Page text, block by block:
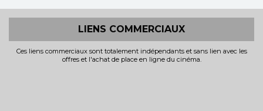
LIENS COMMERCIAUX
Ces liens commerciaux sont totalement indépendants et sans lien avec les
offres et l'achat de place en ligne du cinéma.